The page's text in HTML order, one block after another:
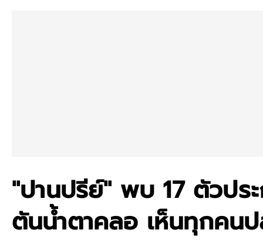
"ปานปรีย์" พบ 17 ตัวปร
ตันน้ำตาคลอ เห็นทุกคน